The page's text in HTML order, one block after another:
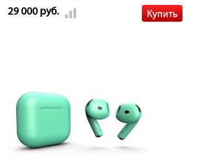
29 000 руб.